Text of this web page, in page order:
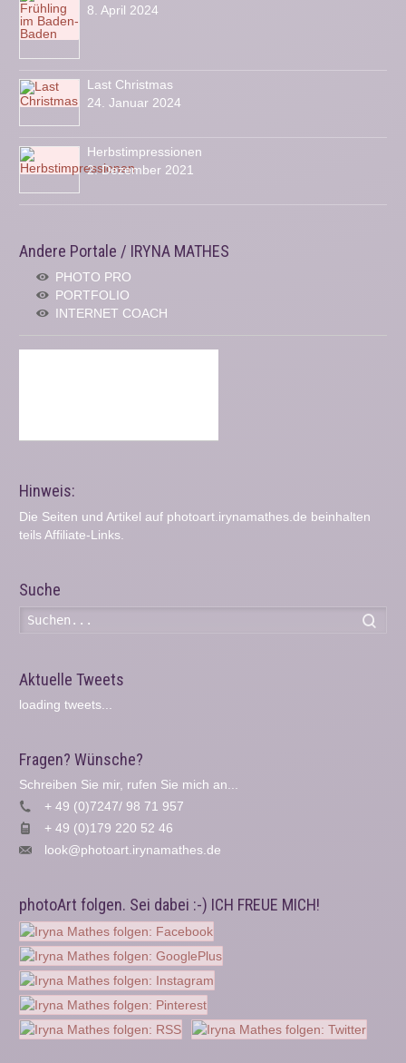
8. April 2024
Last Christmas
24. Januar 2024
Herbstimpressionen
2. Dezember 2021
Andere Portale / IRYNA MATHES
PHOTO PRO
PORTFOLIO
INTERNET COACH
Hinweis:
Die Seiten und Artikel auf photoart.irynamathes.de beinhalten
teils Affiliate-Links.
Suche
Aktuelle Tweets
loading tweets...
Fragen? Wünsche?
Schreiben Sie mir, rufen Sie mich an...
+ 49 (0)7247/ 98 71 957
+ 49 (0)179 220 52 46
look@photoart.irynamathes.de
photoArt folgen. Sei dabei :-) ICH FREUE MICH!